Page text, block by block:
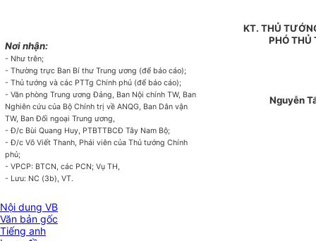
Nơi nhận:
- Như trên;
- Thường trực Ban Bí thư Trung ương (để báo cáo);
- Thủ tướng và các PTTg Chính phủ (để báo cáo);
- Văn phòng Trung ương Đảng, Ban Nội chính TW, Ban
Nghiên cứu của Bộ Chính trị về ANQG, Ban Dân vận
TW, Ban Đối ngoại Trung ương,
- Đ/c Bùi Quang Huy, PTBTTBCĐ Tây Nam Bộ;
- Đ/c Võ Viết Thanh, Phái viên của Thủ tướng Chính
phủ;
- VPCP: BTCN, các PCN; Vụ TH,
- Lưu: NC (3b), VT.
KT. THỦ
PHÓ THỦ
Nguyễn
Nội dung VB
Văn bản gốc
Tiếng anh